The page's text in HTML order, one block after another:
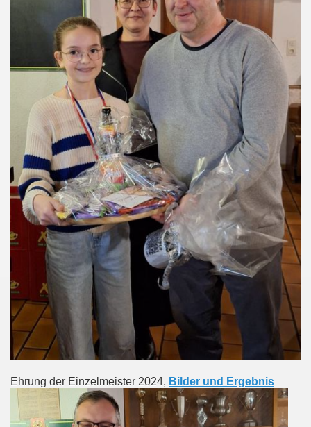
Ehrung der Einzelmeister 2024, Bilder und Ergebnis